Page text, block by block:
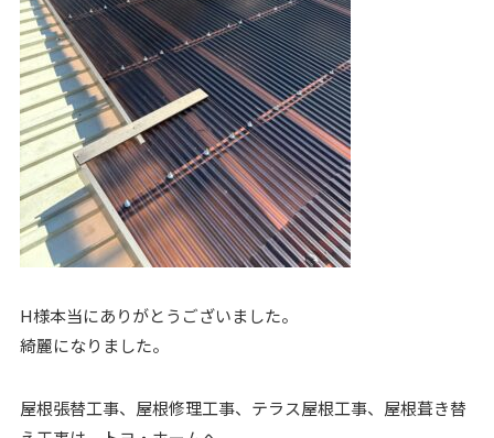
H様本当にありがとうございました。
綺麗になりました。
屋根張替工事、屋根修理工事、テラス屋根工事、屋根葺き替